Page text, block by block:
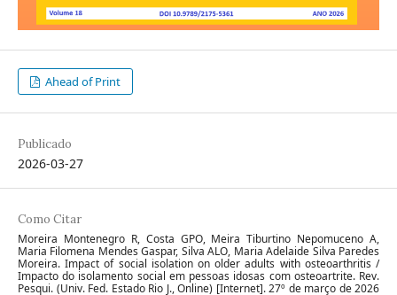
Ahead of Print
Publicado
2026-03-27
Como Citar
Moreira Montenegro R, Costa GPO, Meira Tiburtino Nepomuceno A,
Maria Filomena Mendes Gaspar, Silva ALO, Maria Adelaide Silva Paredes
Moreira. Impact of social isolation on older adults with osteoarthritis /
Impacto do isolamento social em pessoas idosas com osteoartrite. Rev.
Pesqui. (Univ. Fed. Estado Rio J., Online) [Internet]. 27º de março de 2026